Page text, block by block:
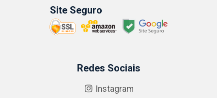
Site Seguro
Redes Sociais
Instagram